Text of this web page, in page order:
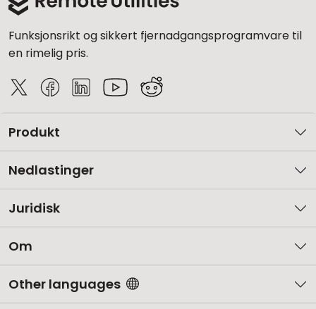
Funksjonsrikt og sikkert fjernadgangsprogramvare til
en rimelig pris.
Produkt
Nedlastinger
Juridisk
Om
Other languages